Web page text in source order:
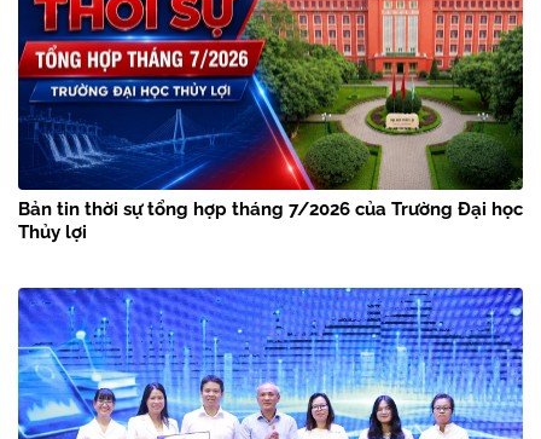
Bản tin thời sự tổng hợp tháng 7/2026 của Trường Đại học
Thủy lợi